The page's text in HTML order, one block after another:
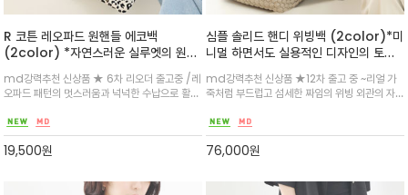
R 코튼 레오파드 원핸들 에코백
(2color) *자연스러운 실루엣의 원핸
들 에코백/다양한 물건을 수납할 수 있
는 실용적인 아이템
md강력추천 신상품 ★ 6차 리오더 출고중 /레
오파드 패턴의 멋스러움과 넉넉한 수납으로 활
19,500원
심플 솔리드 핸디 위빙백 (2color)*미
니멀 하면서도 실용적인 디자인의 토트
백/마그네틱으로 여밈하고 바닥면으로
넉넉한 품
md강력추천 신상품 ★12차 출고 중 ~리얼 가
죽처럼 부드럽고 섬세한 짜임의 위빙 외관의 자
너무 편해요
76,000원